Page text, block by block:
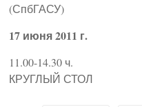
(СпбГАСУ)
17 июня 2011 г.
11.00-14.30 ч.
КРУГЛЫЙ СТОЛ